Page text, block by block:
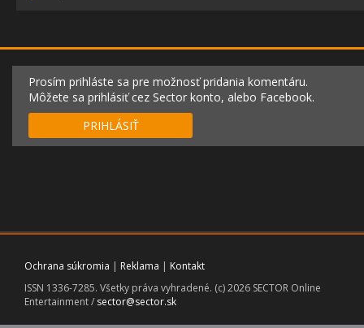
Prosím prihláste sa pre možnosť pridania komentáru.
Môžete sa prihlásiť cez Sector konto, alebo Facebook.
PRIHLÁSIŤ
Ochrana súkromia | Reklama | Kontakt
ISSN 1336-7285. Všetky práva vyhradené. (c) 2026 SECTOR Online
Entertainment / sector@sector.sk